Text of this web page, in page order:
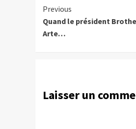
Continue
Reading
Previous
Quand le président
Arte…
Laisser un